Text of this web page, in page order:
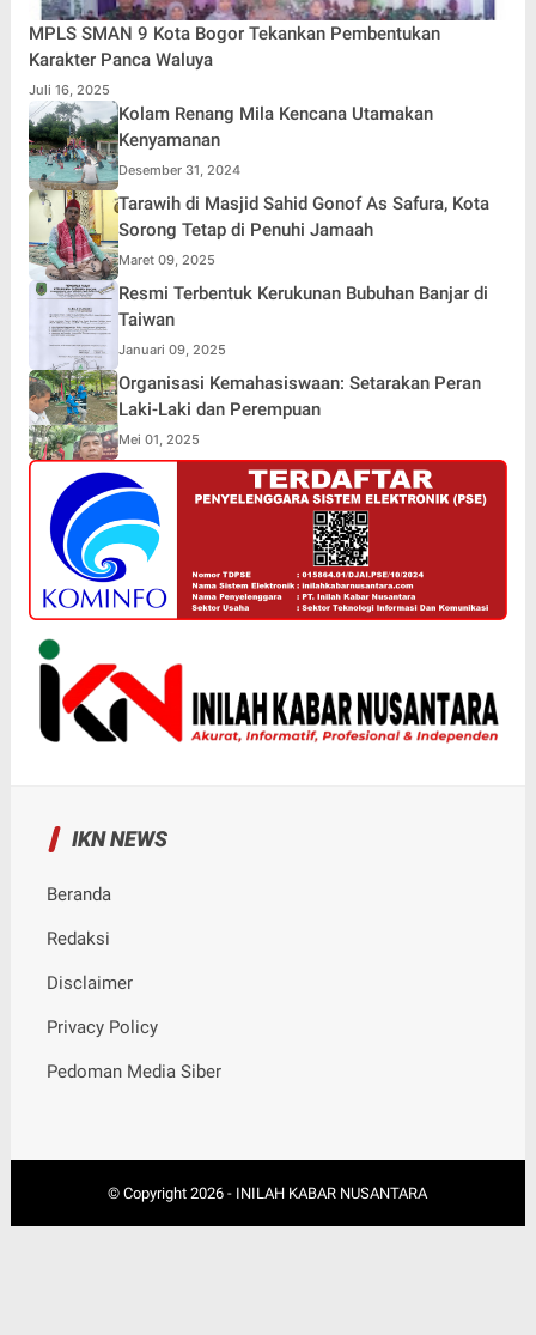
MPLS SMAN 9 Kota Bogor Tekankan Pembentukan
Karakter Panca Waluya
Juli 16, 2025
Kolam Renang Mila Kencana Utamakan
Kenyamanan
Desember 31, 2024
Tarawih di Masjid Sahid Gonof As Safura, Kota
Sorong Tetap di Penuhi Jamaah
Maret 09, 2025
Resmi Terbentuk Kerukunan Bubuhan Banjar di
Taiwan
Januari 09, 2025
Organisasi Kemahasiswaan: Setarakan Peran
Laki-Laki dan Perempuan
Mei 01, 2025
IKN NEWS
Beranda
Redaksi
Disclaimer
Privacy Policy
Pedoman Media Siber
© Copyright2026 - INILAH KABAR NUSANTARA